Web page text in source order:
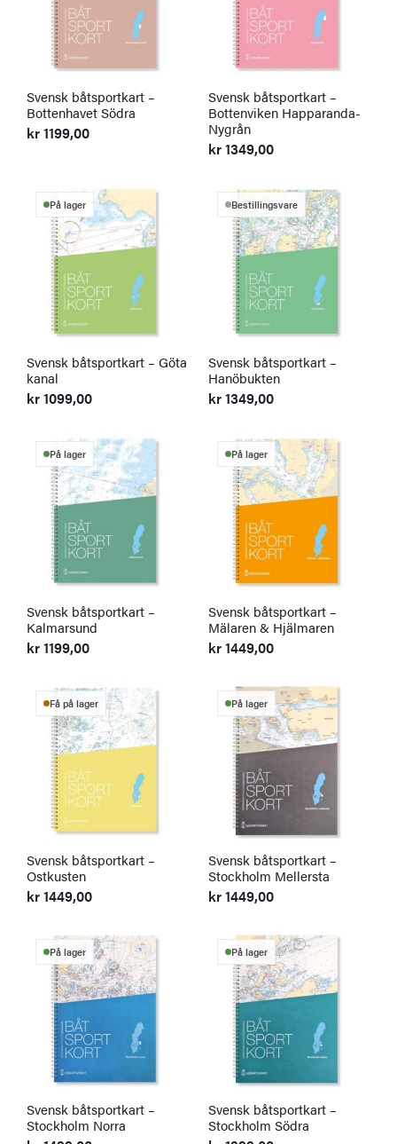
Svensk båtsportkart –
Bottenhavet Södra
kr1199,00
Svensk båtsportkart –
Bottenviken Happaranda-
Nygrån
kr1349,00
På lager
Svensk båtsportkart – Göta
kanal
kr1099,00
Bestillingsvare
Svensk båtsportkart –
Hanöbukten
kr1349,00
På lager
Svensk båtsportkart –
Kalmarsund
kr1199,00
På lager
Svensk båtsportkart –
Mälaren & Hjälmaren
kr1449,00
Få på lager
Svensk båtsportkart –
Ostkusten
kr1449,00
På lager
Svensk båtsportkart –
Stockholm Mellersta
kr1449,00
På lager
Svensk båtsportkart –
Stockholm Norra
På lager
Svensk båtsportkart –
Stockholm Södra